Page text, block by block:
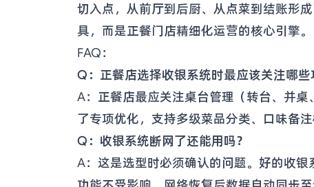
切入点，从前厅到后厨、从点菜到结账形
具，而是正餐门店精细化运营的核心引擎。
FAQ：
Q：正餐店选择收银系统时最应该关注哪些
A：正餐店最应关注桌台管理（转台、并
了专项优化，支持多级菜品分类、口味备
Q：收银系统断网了还能用吗？
A：这是选型时必须确认的问题。好的收